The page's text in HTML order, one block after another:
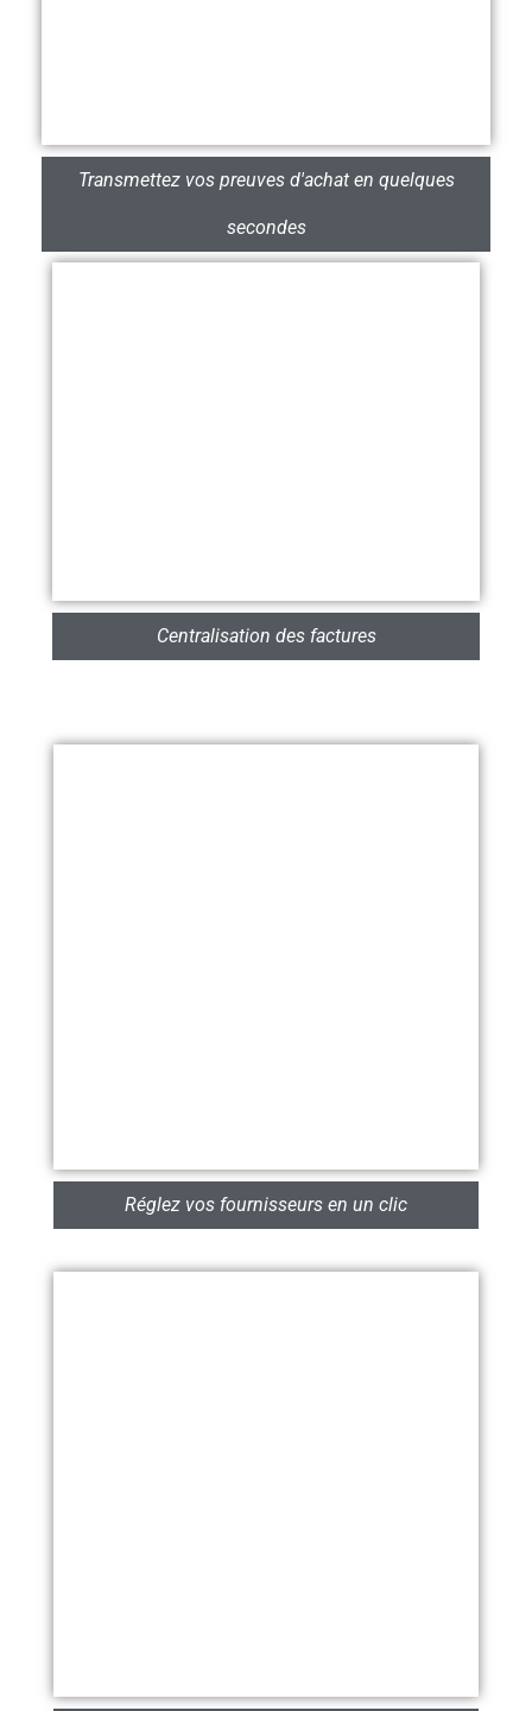
Transmettez vos preuves d'achat en quelques
secondes
Centralisation des factures
Réglez vos fournisseurs en un clic